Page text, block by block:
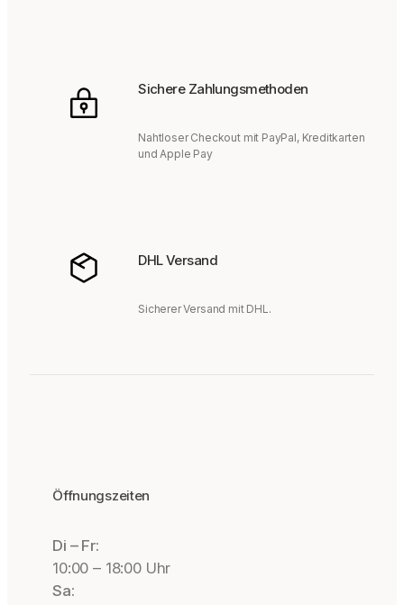
Sichere Zahlungsmethoden
Nahtloser Checkout mit PayPal, Kreditkarten
und Apple Pay
DHL Versand
Sicherer Versand mit DHL.
Öffnungszeiten
Di – Fr:
10:00 – 18:00 Uhr
Sa: